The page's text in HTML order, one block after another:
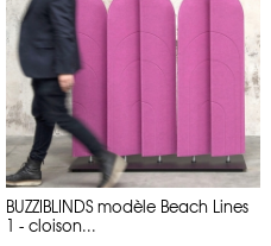
BUZZIBLINDS modèle Beach Lines
1 - cloison...